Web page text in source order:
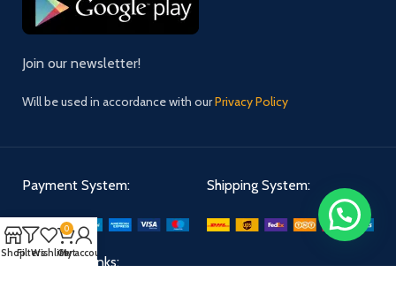
Join our newsletter!
Will be used in accordance with ourPrivacy Policy
Payment System: Shipping System:
Our Social Links:
ShopFiltersWishlist
0
Cart
My account